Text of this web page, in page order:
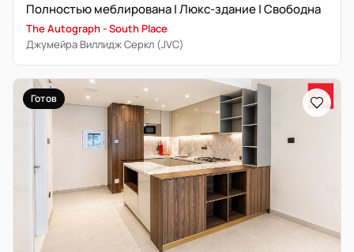
Полностью меблирована | Люкс-здание | Свободна
The Autograph - South Place
Джумейра Виллидж Серкл (JVC)
Готов